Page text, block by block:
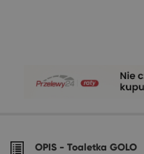
OPIS - Toaletka GOLO